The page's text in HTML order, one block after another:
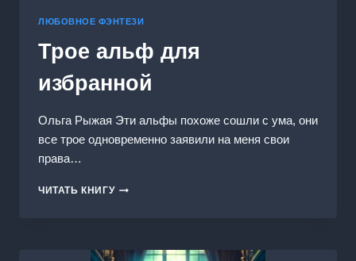
ЛЮБОВНОЕ ФЭНТЕЗИ
Трое альф для
избранной
Ольга Рыжая Эти альфы похоже сошли с ума, они
все трое одновременно заявили на меня свои
права…
ЧИТАТЬ КНИГУТРОЕ